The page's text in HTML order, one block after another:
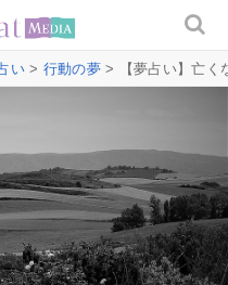
い> 行動の夢> 【夢占い】亡く